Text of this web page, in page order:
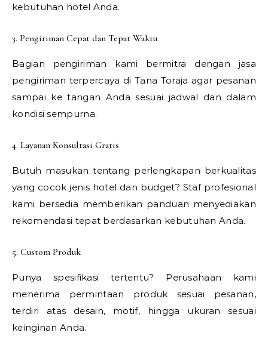
kebutuhan hotel Anda.
3. Pengiriman Cepat dan Tepat Waktu
Bagian pengiriman kami bermitra dengan jasa
pengiriman terpercaya di Tana Toraja agar pesanan
sampai ke tangan Anda sesuai jadwal dan dalam
kondisi sempurna.
4. Layanan Konsultasi Gratis
Butuh masukan tentang perlengkapan berkualitas
yang cocok jenis hotel dan budget? Staf profesional
kami bersedia memberikan panduan menyediakan
rekomendasi tepat berdasarkan kebutuhan Anda.
5. Custom Produk
Punya spesifikasi tertentu? Perusahaan kami
menerima permintaan produk sesuai pesanan,
terdiri atas desain, motif, hingga ukuran sesuai
keinginan Anda.